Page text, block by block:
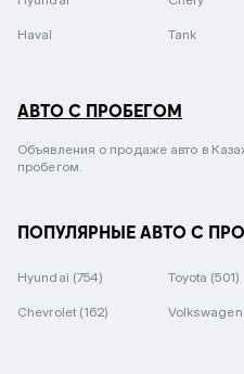
Haval Tank
АВТО С ПРОБЕГОМ
Объявления о продаже авто в
пробегом.
ПОПУЛЯРНЫЕ АВТО С
Hyundai (754) Toyota (501)
Chevrolet (162) Volkswagen